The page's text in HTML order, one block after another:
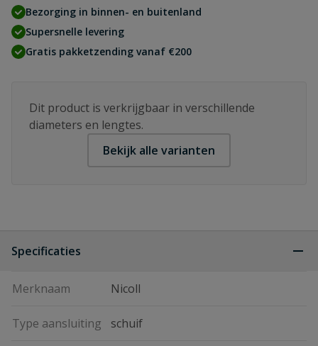
Bezorging in binnen- en buitenland
Supersnelle levering
Gratis pakketzending vanaf €200
Dit product is verkrijgbaar in verschillende
diameters en lengtes.
Bekijk alle varianten
Specificaties
Merknaam Nicoll
Type aansluiting schuif